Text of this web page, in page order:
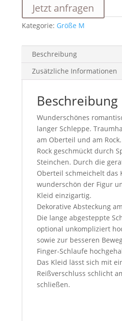
Jetzt anfragen
Kategorie: Größe M
Beschreibung
Zusätzliche Informationen
Beschreibung
Wunderschönes
langer Schleppe.
am Oberteil und am
Rock geschmückt durch
Steinchen. Durch die
Oberteil schmeichelt das
wunderschön der Figur
Kleid einzigartig.
Dekorative Absteckung
Die lange abgesteppte
optional unkompliziert
sowie zur besseren
Finger-Schlaufe
Das Kleid lässt sich mit
Reißverschluss schlicht
schließen.